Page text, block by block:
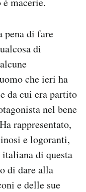
pena di fare
di
che ieri ha
da cui era partito
nel bene
rappresentato,
e logoranti,
di questa
di dare alla
e delle sue